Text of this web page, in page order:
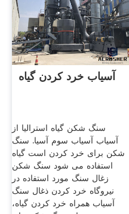
آسیاب خرد کردن گیاه
سنگ شکن گیاه استرالیا از
آسیاب آسیاب سوم آسیا. سنگ
شکن برای خرد کردن است گیاه
استفاده می شود سنگ شکن
زغال سنگ مورد استفاده در
نیروگاه خرد کردن ذغال سنگ
آسیاب همراه خرد کردن گیاه،